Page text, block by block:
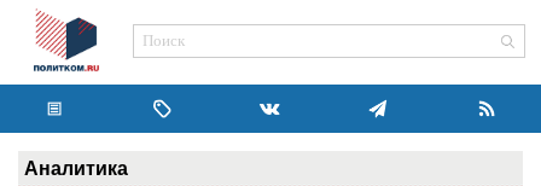
Аналитика